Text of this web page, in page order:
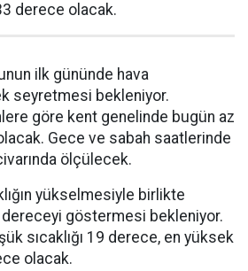
derece olacak.
ilk gününde hava
seyretmesi bekleniyor.
göre kent genelinde bugün az
Gece ve sabah saatlerinde
ölçülecek.
yükselmesiyle birlikte
göstermesi bekleniyor.
sıcaklığı 19 derece, en yüksek
olacak.